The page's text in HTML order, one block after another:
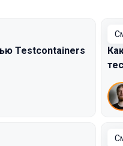
Testcontainers